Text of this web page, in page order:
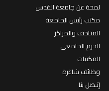
لمحة عن جامعة القدس
مكتب رئيس الجامعة
المتاحف والمراكز
الحرم الجامعي
المكتبات
وظائف شاغرة
إتـصل بنا